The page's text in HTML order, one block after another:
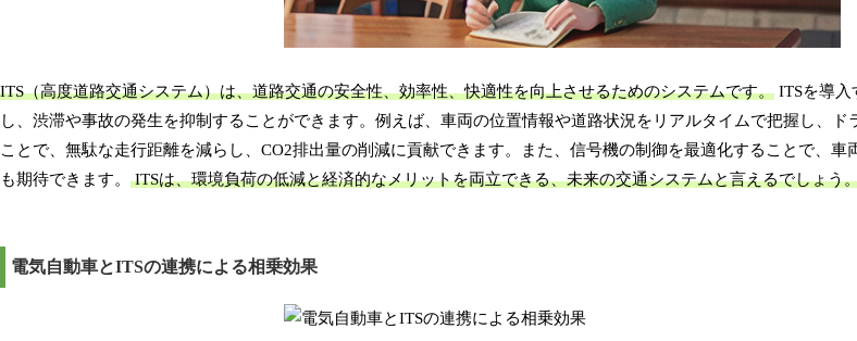
ITS（高度道路交通システム）は、道路交通の安全性、効率性、快適性を向上させるためのシステムです。 ITSを導入
し、渋滞や事故の発生を抑制することができます。例えば、車両の位置情報や道路状況をリアルタイムで把握し、ド
ことで、無駄な走行距離を減らし、CO2排出量の削減に貢献できます。また、信号機の制御を最適化することで、
も期待できます。 ITSは、環境負荷の低減と経済的なメリットを両立できる、未来の交通システムと言えるでしょう
電気自動車とITSの連携による相乗効果